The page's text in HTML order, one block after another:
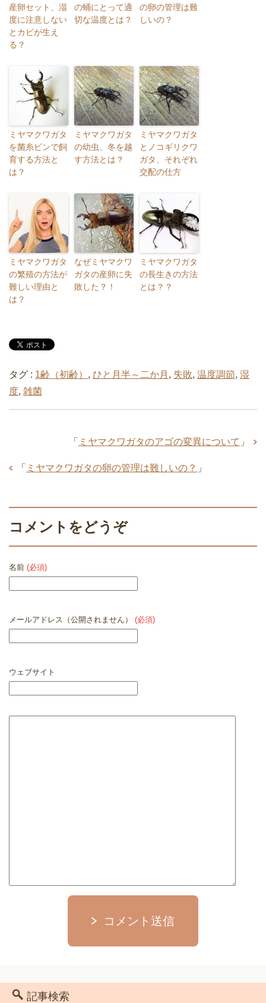
産卵セット、湿
度に注意しない
とカビが生え
る？
の蛹にとって適
切な温度とは？
の卵の管理は難
しいの？
ミヤマクワガタ
を菌糸ビンで飼
育する方法と
は？
ミヤマクワガタ
の幼虫、冬を越
す方法とは？
ミヤマクワガタ
とノコギリクワ
ガタ、それぞれ
交配の仕方
ミヤマクワガタ
の繁殖の方法が
難しい理由と
は？
なぜミヤマクワ
ガタの産卵に失
敗した？！
ミヤマクワガタ
の長生きの方法
とは？？
タグ : 1齢（初齢） , ひと月半～二か月 , 失敗, 温度調節, 湿
度, 雑菌
「 ミヤマクワガタのアゴの変異について 」
「 ミヤマクワガタの卵の管理は難しいの？ 」
コメントをどうぞ
名前 (必須)
メールアドレス（公開されません） (必須)
ウェブサイト
コメント送信
記事検索